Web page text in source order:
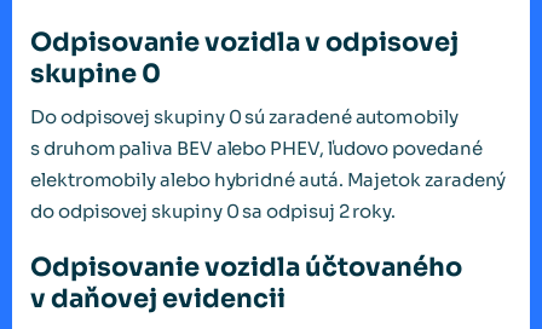
Odpisovanie vozidla v odpisovej
skupine 0
Do odpisovej skupiny 0 sú zaradené automobily
s druhom paliva BEV alebo PHEV, ľudovo povedané
elektromobily alebo hybridné autá. Majetok zaradený
do odpisovej skupiny 0 sa odpisuj 2 roky.
Odpisovanie vozidla účtovaného
v daňovej evidencii